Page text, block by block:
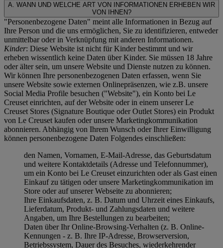
A. WANN UND WELCHE ART VON INFORMATIONEN ERHEBEN WIR
VON IHNEN?
"Personenbezogene Daten" meint alle Informationen in Bezug auf
Ihre Person und die uns ermöglichen, Sie zu identifizieren, entweder
unmittelbar oder in Verknüpfung mit anderen Informationen.
Kinder: Diese Website ist nicht für Kinder bestimmt und wir
erheben wissentlich keine Daten über Kinder. Sie müssen 18 Jahre
oder älter sein, um unsere Website und Dienste nutzen zu können.
Wir können Ihre personenbezogenen Daten erfassen, wenn Sie
unsere Website sowie externen Onlinepräsenzen, wie z.B. unsere
Social Media Profile besuchen ("Website"), ein Konto bei Le
Creuset einrichten, auf der Website oder in einem unserer Le
Creuset Stores (Signature Boutique oder Outlet Stores) ein Produkt
von Le Creuset kaufen oder unsere Marketingkommunikation
abonnieren. Abhängig von Ihrem Wunsch oder Ihrer Einwilligung
können personenbezogene Daten Folgendes einschließen:
den Namen, Vornamen, E-Mail-Adresse, das Geburtsdatum
und weitere Kontaktdetails (Adresse und Telefonnummer),
um ein Konto bei Le Creuset einzurichten oder als Gast einen
Einkauf zu tätigen oder unsere Marketingkommunikation im
Store oder auf unserer Webseite zu abonnieren;
Ihre Einkaufsdaten, z. B. Datum und Uhrzeit eines Einkaufs,
Lieferdatum, Produkt- und Zahlungsdaten und weitere
Angaben, um Ihre Bestellungen zu bearbeiten;
Daten über Ihr Online-Browsing-Verhalten (z. B. Online-
Kennungen - z. B. Ihre IP-Adresse, Browserversion,
Betriebssystem, Dauer des Besuches, wiederkehrender